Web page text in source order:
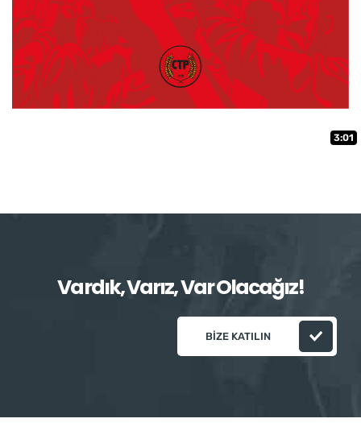
3:01
Vardık, Varız, Var Olacağız!
BIZE KATILIN